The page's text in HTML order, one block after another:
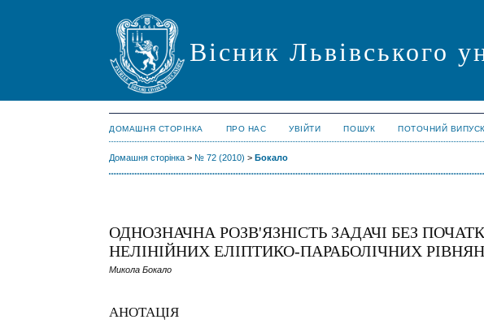
Вісник Львівського
ДОМАШНЯ СТОРІНКА ПРО НАС УВІЙТИ ПОШУК ПОТОЧНИЙ ВИПУСК
Домашня сторінка > № 72 (2010) >Бокало
ОДНОЗНАЧНА РОЗВ'ЯЗНІСТЬ ЗАДАЧІ БЕЗ
НЕЛІНІЙНИХ ЕЛІПТИКО-ПАРАБОЛІЧНИХ
Микола Бокало
АНОТАЦІЯ